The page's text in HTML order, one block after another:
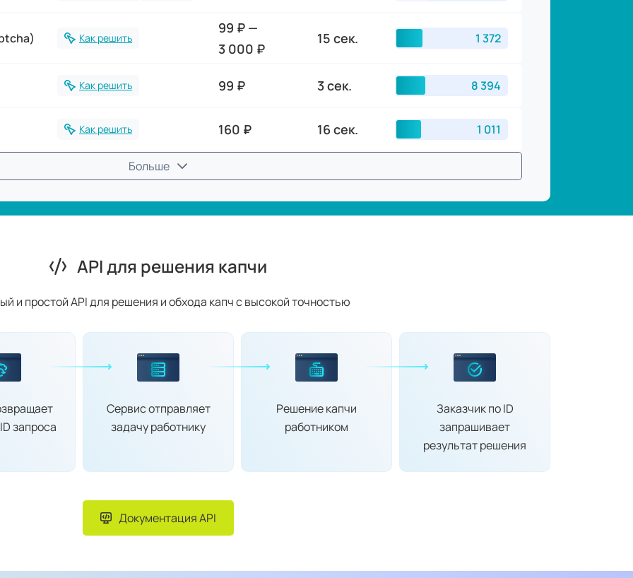
Как решить
99 ₽ —
3 000 ₽
15 сек. 1 327
Как решить 99 ₽ 3 сек. 7 221
Как решить 160 ₽ 16 сек. 1 025
Больше
API для решения капчи
и простой API для решения и обхода капч с высокой точностью
запроса
Сервис отправляет
задачу работнику
Решение капчи
работником
Заказчик по ID
запрашивает
результат решения
Документация API